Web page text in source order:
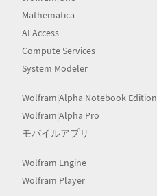
Mathematica
AI Access
Compute Services
System Modeler
Wolfram|Alpha Notebook Edition
Wolfram|Alpha Pro
モバイルアプリ
Wolfram Engine
Wolfram Player